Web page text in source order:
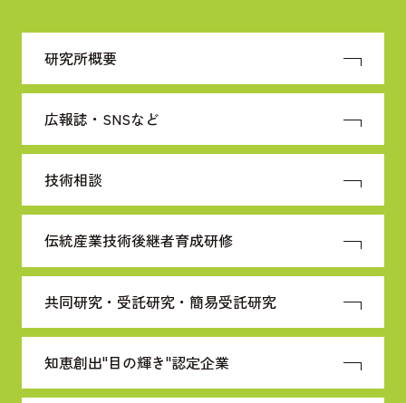
研究所概要
広報誌・SNSなど
技術相談
伝統産業技術後継者育成研修
共同研究・受託研究・ 簡易受託研究
知恵創出"目の輝き"認定企業